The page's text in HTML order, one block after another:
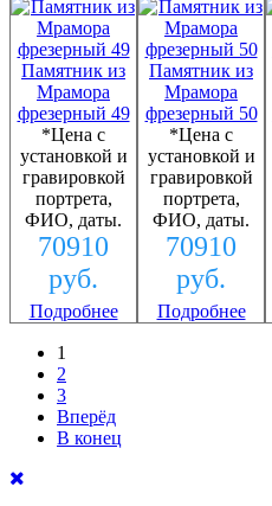
Памятник из
Мрамора
фрезерный 49
*Цена с
установкой и
гравировкой
портрета,
ФИО, даты.
70910
руб.
Подробнее
Памятник из
Мрамора
фрезерный 50
*Цена с
установкой и
гравировкой
портрета,
ФИО, даты.
70910
руб.
Подробнее
1
2
3
Вперёд
В конец